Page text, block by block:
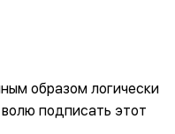
образом логически
подписать этот